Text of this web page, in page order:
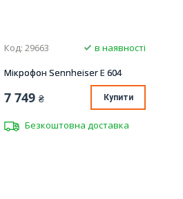
Код: 29663
в наявності
Мікрофон Sennheiser E 604
7 749 ₴ Купити
Безкоштовна доставка